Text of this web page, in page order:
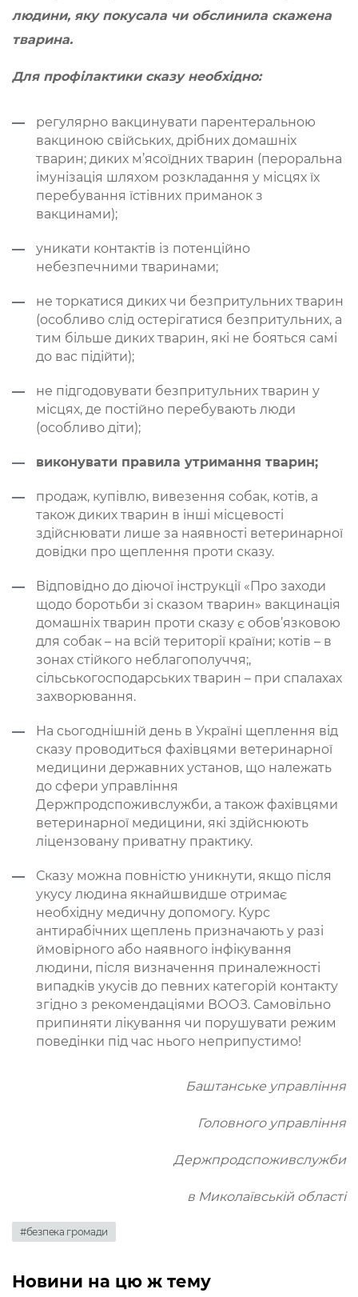
людини, яку покусала чи обслинила скажена
тварина.
Для профілактики сказу необхідно:
регулярно вакцинувати парентеральною
вакциною свійських, дрібних домашніх
тварин; диких м’ясоїдних тварин (пероральна
імунізація шляхом розкладання у місцях їх
перебування їстівних приманок з
вакцинами);
уникати контактів із потенційно
небезпечними тваринами;
не торкатися диких чи безпритульних тварин
(особливо слід остерігатися безпритульних, а
тим більше диких тварин, які не бояться самі
до вас підійти);
не підгодовувати безпритульних тварин у
місцях, де постійно перебувають люди
(особливо діти);
виконувати правила утримання тварин;
продаж, купівлю, вивезення собак, котів, а
також диких тварин в інші місцевості
здійснювати лише за наявності ветеринарної
довідки про щеплення проти сказу.
Відповідно до діючої інструкції «Про заходи
щодо боротьби зі сказом тварин» вакцинація
домашніх тварин проти сказу є обов’язковою
для собак – на всій території країни; котів – в
зонах стійкого неблагополуччя;,
сільськогосподарських тварин – при спалахах
захворювання.
На сьогоднішній день в Україні щеплення від
сказу проводиться фахівцями ветеринарної
медицини державних установ, що належать
до сфери управління
Держпродспоживслужби, а також фахівцями
ветеринарної медицини, які здійснюють
ліцензовану приватну практику.
Сказу можна повністю уникнути, якщо після
укусу людина якнайшвидше отримає
необхідну медичну допомогу. Курс
антирабічних щеплень призначають у разі
ймовірного або наявного інфікування
людини, після визначення приналежності
випадків укусів до певних категорій контакту
згідно з рекомендаціями ВООЗ. Самовільно
припиняти лікування чи порушувати режим
поведінки під час нього неприпустимо!
Баштанське управління
Головного управління
Держпродспоживслужби
в Миколаївській області
#безпека громади
Новини на цю ж тему